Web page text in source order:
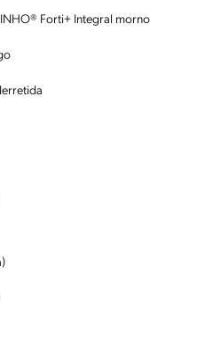
Forti+ Integral morno